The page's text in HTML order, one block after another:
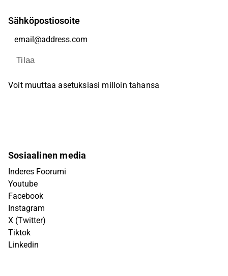
Sähköpostiosoite
Tilaa
Voit muuttaa asetuksiasi milloin tahansa
Sosiaalinen media
Inderes Foorumi
Youtube
Facebook
Instagram
X (Twitter)
Tiktok
Linkedin